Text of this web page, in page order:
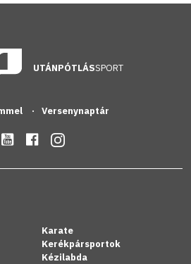
UTÁNPÓTLÁSSPORT
Versenynaptár
Karate
Kerékpársportok
Kézilabda